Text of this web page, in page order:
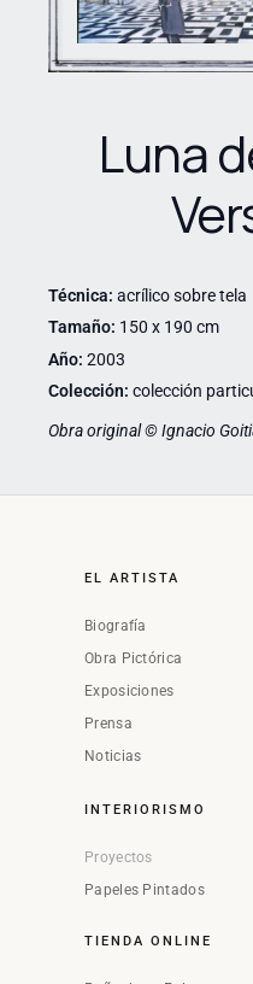
Luna
Técnica: acrílico sobre tela
Tamaño: 150 x 190 cm
Año: 2003
Colección: colección
Obra original © Ignacio
EL ARTISTA
Biografía
Obra Pictórica
Exposiciones
Prensa
Noticias
INTERIORISMO
Proyectos
Papeles Pintados
TIENDA ONLINE